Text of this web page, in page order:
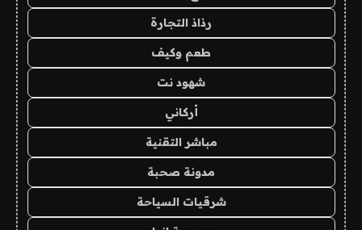
رذاذ التجارة
طعم وكيف
شهود نت
أركاني
مباشر التقنية
مدونة صحبة
شرقيات السياحة